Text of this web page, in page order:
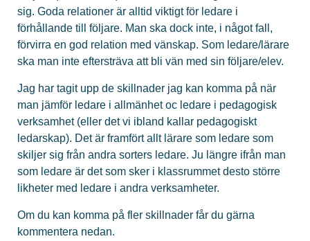
sig. Goda relationer är alltid viktigt för ledare i
förhållande till följare. Man ska dock inte, i något fall,
förvirra en god relation med vänskap. Som ledare/lärare
ska man inte eftersträva att bli vän med sin följare/elev.
Jag har tagit upp de skillnader jag kan komma på när
man jämför ledare i allmänhet oc ledare i pedagogisk
verksamhet (eller det vi ibland kallar pedagogiskt
ledarskap). Det är framfört allt lärare som ledare som
skiljer sig från andra sorters ledare. Ju längre ifrån man
som ledare är det som sker i klassrummet desto större
likheter med ledare i andra verksamheter.
Om du kan komma på fler skillnader får du gärna
kommentera nedan.